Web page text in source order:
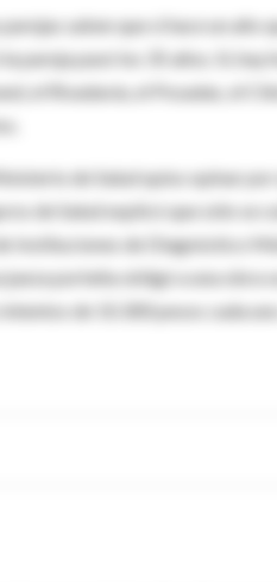
saben que si hace un
la pareja pasó los 35 años. Sí,
el Rivadavia, el Posadas, el
de Salud quiso opinar
de Salud explicó que sólo
Instituciones de Diagnóstico
jueza porteña obligó a una
de 10.300 pesos cada